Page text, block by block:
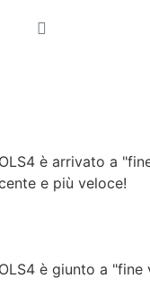
è arrivato a
e più veloce!
è giunto a